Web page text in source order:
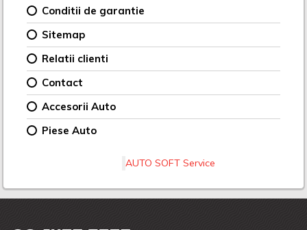
Conditii de garantie
Sitemap
Relatii clienti
Contact
Accesorii Auto
Piese Auto
AUTO SOFT Service